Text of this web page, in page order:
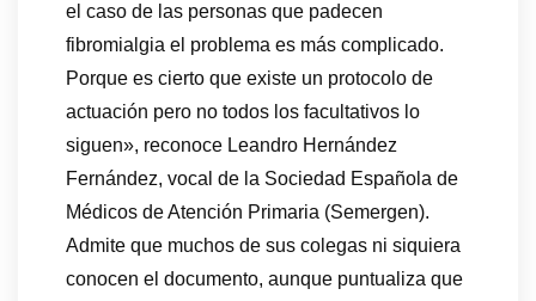
el caso de las personas que padecen
fibromialgia el problema es más complicado.
Porque es cierto que existe un protocolo de
actuación pero no todos los facultativos lo
siguen», reconoce Leandro Hernández
Fernández, vocal de la Sociedad Española de
Médicos de Atención Primaria (Semergen).
Admite que muchos de sus colegas ni siquiera
conocen el documento, aunque puntualiza que